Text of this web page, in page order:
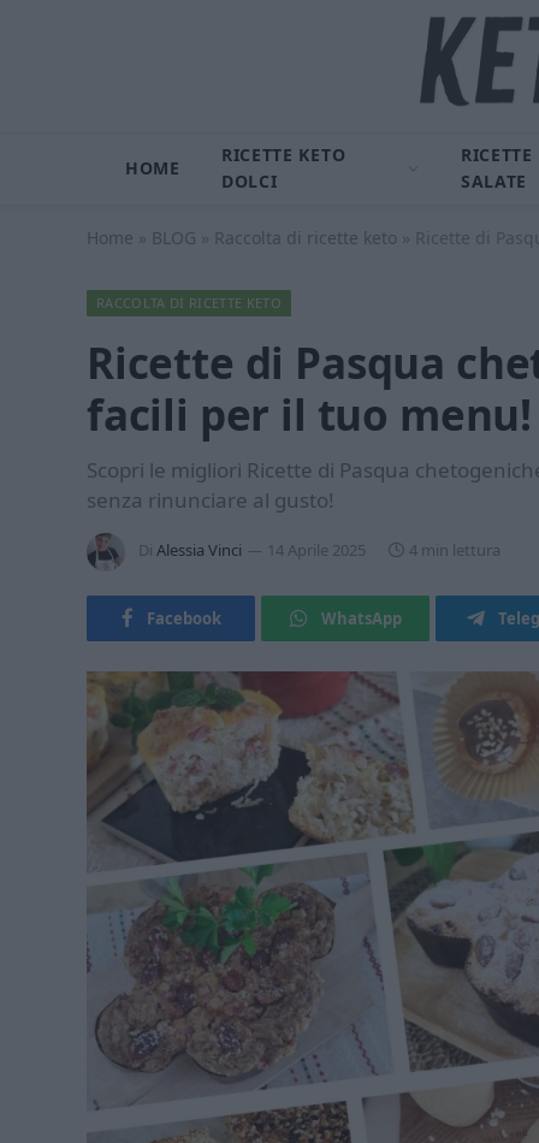
HOME
RICETTE KETO
DOLCI
RICETTE
SALATE
Home » BLOG » Raccolta di ricette keto » Ricette di
RACCOLTA DI RICETTE KETO
Ricette di Pasqua
facili per il tuo menu!
Scopri le migliori Ricette di Pasqua
senza rinunciare al gusto!
Di Alessia Vinci 14 Aprile 2025 4 min lettura
Facebook WhatsApp